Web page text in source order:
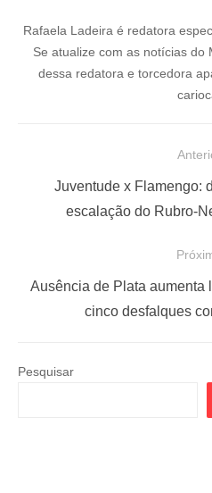
Rafaela Ladeira é redatora
Se atualize com as notícias do
dessa redatora e torcedora
o
a
Juventude x Flamengo:
escalação do Rubro-
P
Ausência de Plata aumenta
cinco desfalques
Pesquisar